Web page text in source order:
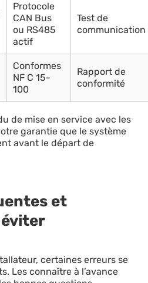
Protocole
CAN Bus
ou RS485
actif
Test de
communication
Conformes
NF C 15-
100
Rapport de
conformité
de mise en service avec les
garantie que le système
avant le départ de
et
certaines erreurs se
Les connaître à l’avance